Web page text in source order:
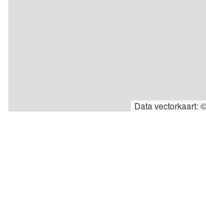
Data vectorkaart: ©